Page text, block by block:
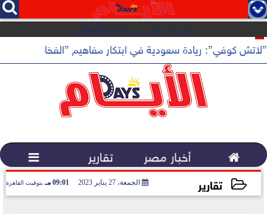
   
الجمعة 7 أغسطس 2026 08:30 مـ
”لاتش كوفي”: ريادة سعودية في ابتكار مفاهيم ”الفخامة
 أخبار مصر تقارير 
تقارير الجمعة، 27 يناير 2023 09:01 مـ بتوقيت القاهرة